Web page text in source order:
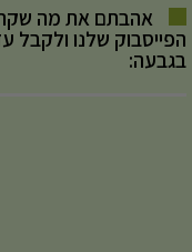
אהבתם את מה
הפייסבוק שלנו ולקבל
בגבעה: